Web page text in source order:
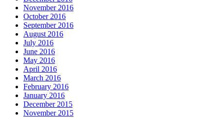
November 2016
October 2016
September 2016
August 2016
July 2016
June 2016
May 2016
April 2016
March 2016
February 2016
January 2016
December 2015
November 2015